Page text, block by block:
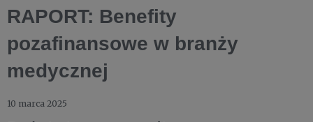
RAPORT: Benefity
pozafinansowe w branży
medycznej
10 marca 2025